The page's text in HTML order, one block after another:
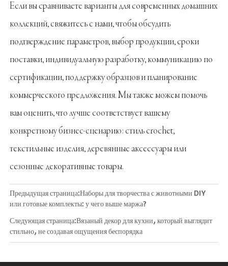
Если вы сравниваете варианты для современных домашних
коллекций, свяжитесь с нами, чтобы обсудить
подтверждение параметров, выбор продукции, сроки
поставки, индивидуальную разработку, коммуникацию по
сертификации, поддержку образцов и планирование
коммерческого предложения. Мы также можем помочь
вам оценить, что лучше соответствует вашему
конкретному бизнес-сценарию: стиль crochet,
текстильные изделия, деревянные аксессуары или
сезонные декоративные товары.
Предыдущая страница:Наборы для творчества с животными DIY
или готовые комплекты: у чего выше маржа?
Следующая страница:Вязаный декор для кухни, который выглядит
стильно, не создавая ощущения беспорядка